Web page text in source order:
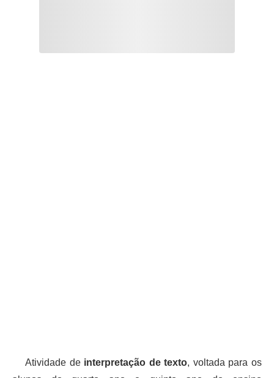
Atividade deinterpretação de texto, voltada para os